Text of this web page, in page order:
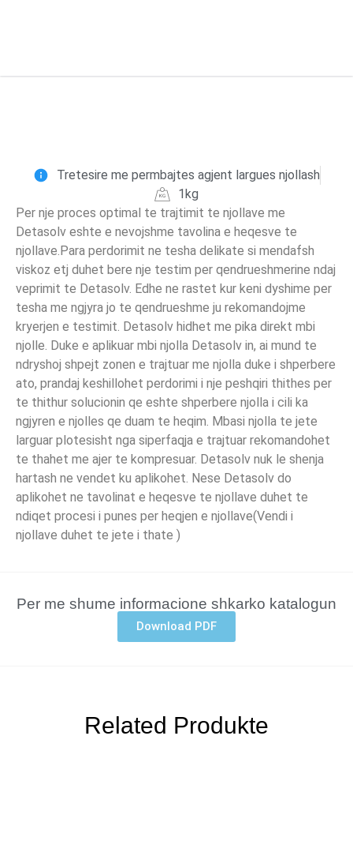
Tretesire me permbajtes agjent largues njollash
1kg
Per nje proces optimal te trajtimit te njollave me
Detasolv eshte e nevojshme tavolina e heqesve te
njollave.Para perdorimit ne tesha delikate si mendafsh
viskoz etj duhet bere nje testim per qendrueshmerine ndaj
veprimit te Detasolv. Edhe ne rastet kur keni dyshime per
tesha me ngjyra jo te qendrueshme ju rekomandojme
kryerjen e testimit. Detasolv hidhet me pika direkt mbi
njolle. Duke e aplikuar mbi njolla Detasolv in, ai mund te
ndryshoj shpejt zonen e trajtuar me njolla duke i shperbere
ato, prandaj keshillohet perdorimi i nje peshqiri thithes per
te thithur solucionin qe eshte shperbere njolla i cili ka
ngjyren e njolles qe duam te heqim. Mbasi njolla te jete
larguar plotesisht nga siperfaqja e trajtuar rekomandohet
te thahet me ajer te kompresuar. Detasolv nuk le shenja
hartash ne vendet ku aplikohet. Nese Detasolv do
aplikohet ne tavolinat e heqesve te njollave duhet te
ndiqet procesi i punes per heqjen e njollave(Vendi i
njollave duhet te jete i thate )
Per me shume informacione shkarko katalogun
Download PDF
Related Produkte